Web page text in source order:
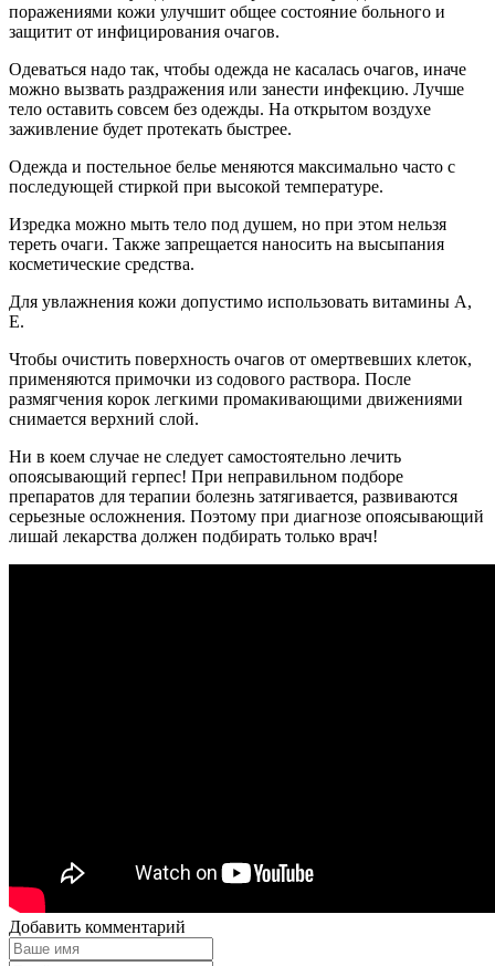
поражениями кожи улучшит общее состояние больного и
защитит от инфицирования очагов.
Одеваться надо так, чтобы одежда не касалась очагов, иначе
можно вызвать раздражения или занести инфекцию. Лучше
тело оставить совсем без одежды. На открытом воздухе
заживление будет протекать быстрее.
Одежда и постельное белье меняются максимально часто с
последующей стиркой при высокой температуре.
Изредка можно мыть тело под душем, но при этом нельзя
тереть очаги. Также запрещается наносить на высыпания
косметические средства.
Для увлажнения кожи допустимо использовать витамины А,
Е.
Чтобы очистить поверхность очагов от омертвевших клеток,
применяются примочки из содового раствора. После
размягчения корок легкими промакивающими движениями
снимается верхний слой.
Ни в коем случае не следует самостоятельно лечить
опоясывающий герпес! При неправильном подборе
препаратов для терапии болезнь затягивается, развиваются
серьезные осложнения. Поэтому при диагнозе опоясывающий
лишай лекарства должен подбирать только врач!
Добавить комментарий